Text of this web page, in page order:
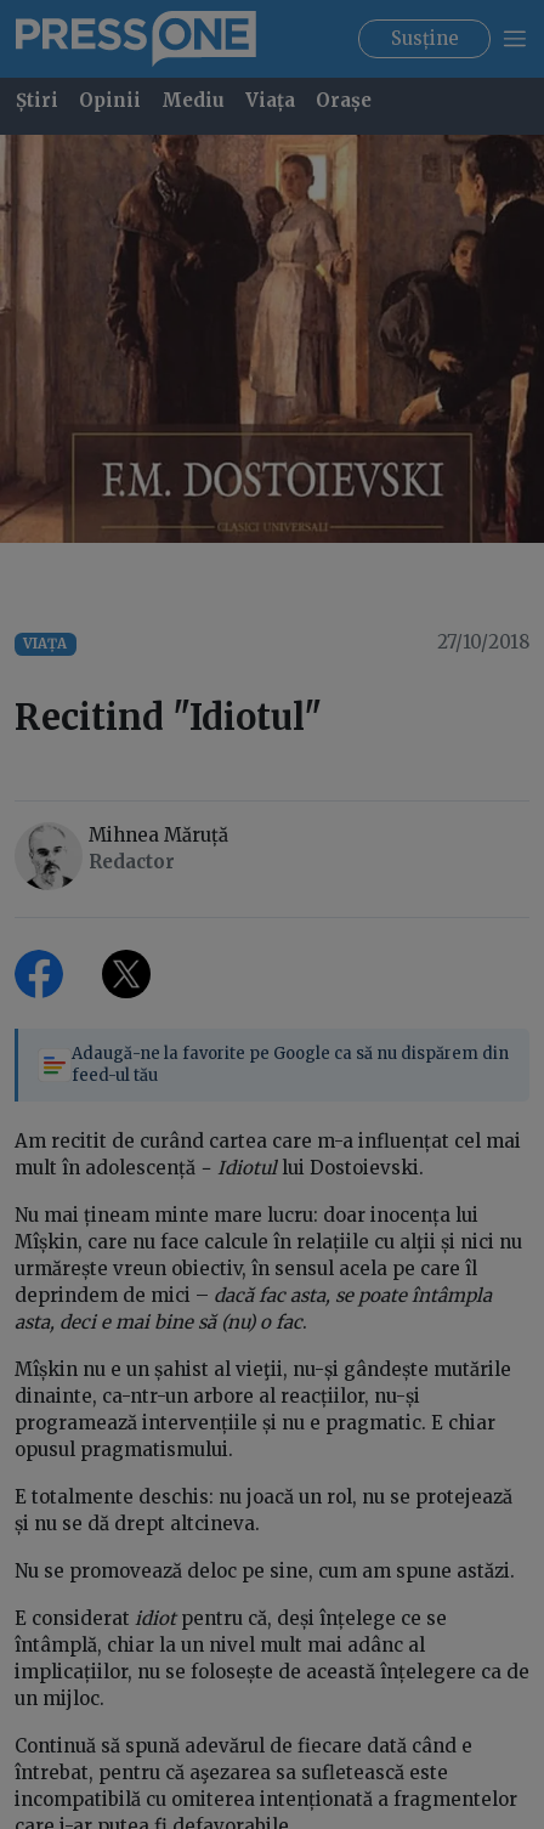
Susține
Știri Opinii Mediu Viața Orașe
VIAȚA 27/10/2018
Recitind "Idiotul"
Mihnea Măruță
Redactor
Adaugă-ne la favorite pe Google ca să nu dispărem din
feed-ul tău
Am recitit de curând cartea care m-a influențat cel mai
mult în adolescență − Idiotullui Dostoievski.
Nu mai țineam minte mare lucru: doar inocența lui
Mîșkin, care nu face calcule în relațiile cu alţii și nici nu
urmărește vreun obiectiv, în sensul acela pe care îl
deprindem de mici – dacă fac asta, se poate întâmpla
asta, deci e mai bine să (nu) o fac.
Mîșkin nu e un șahist al vieţii, nu-și gândește mutările
dinainte, ca-ntr-un arbore al reacțiilor, nu-și
programează intervențiile și nu e pragmatic. E chiar
opusul pragmatismului.
E totalmente deschis: nu joacă un rol, nu se protejează
și nu se dă drept altcineva.
Nu se promovează deloc pe sine, cum am spune astăzi.
E considerat idiotpentru că, deși înțelege ce se
întâmplă, chiar la un nivel mult mai adânc al
implicațiilor, nu se folosește de această înțelegere ca de
un mijloc.
Continuă să spună adevărul de fiecare dată când e
întrebat, pentru că aşezarea sa sufletească este
incompatibilă cu omiterea intenționată a fragmentelor